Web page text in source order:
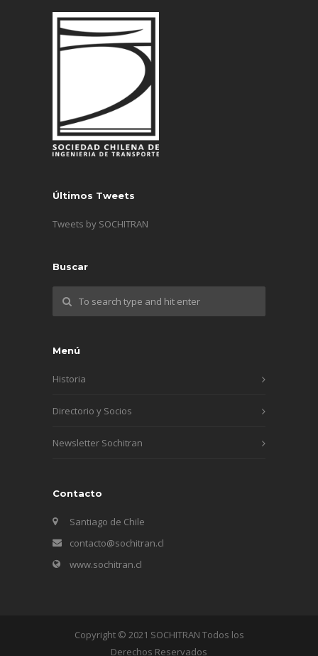
Últimos Tweets
Tweets by SOCHITRAN
Buscar
Menú
Historia
Directorio y Socios
Newsletter Sochitran
Contacto
Santiago de Chile
contacto@sochitran.cl
www.sochitran.cl
Copyright © 2021 SOCHITRAN Todos los
Derechos Reservados